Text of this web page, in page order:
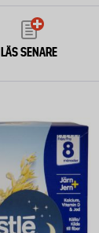
LÄS SENARE